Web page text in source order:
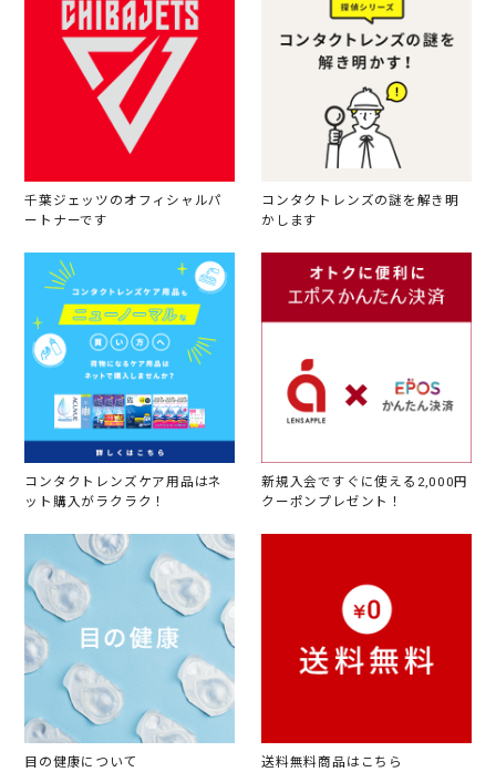
千葉ジェッツのオフィシャルパ
ートナーです
コンタクトレンズの謎を解き明
かします
コンタクトレンズケア用品はネ
ット購入がラクラク！
新規入会ですぐに使える2,000円
クーポンプレゼント！
目の健康について 送料無料商品はこちら